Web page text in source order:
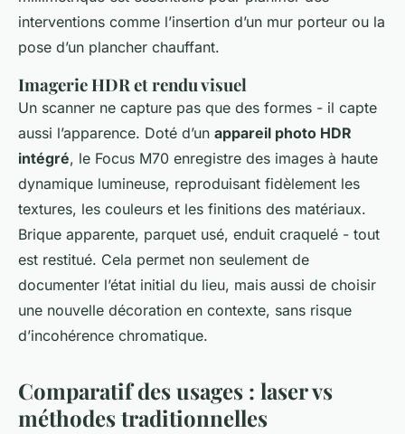
interventions comme l’insertion d’un mur porteur ou la
pose d’un plancher chauffant.
Imagerie HDR et rendu visuel
Un scanner ne capture pas que des formes - il capte
aussi l’apparence. Doté d’un appareil photo HDR
intégré, le Focus M70 enregistre des images à haute
dynamique lumineuse, reproduisant fidèlement les
textures, les couleurs et les finitions des matériaux.
Brique apparente, parquet usé, enduit craquelé - tout
est restitué. Cela permet non seulement de
documenter l’état initial du lieu, mais aussi de choisir
une nouvelle décoration en contexte, sans risque
d’incohérence chromatique.
Comparatif des usages : laser vs
méthodes traditionnelles